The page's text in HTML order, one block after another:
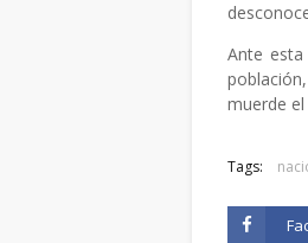
Ante
muerde el
Tags: